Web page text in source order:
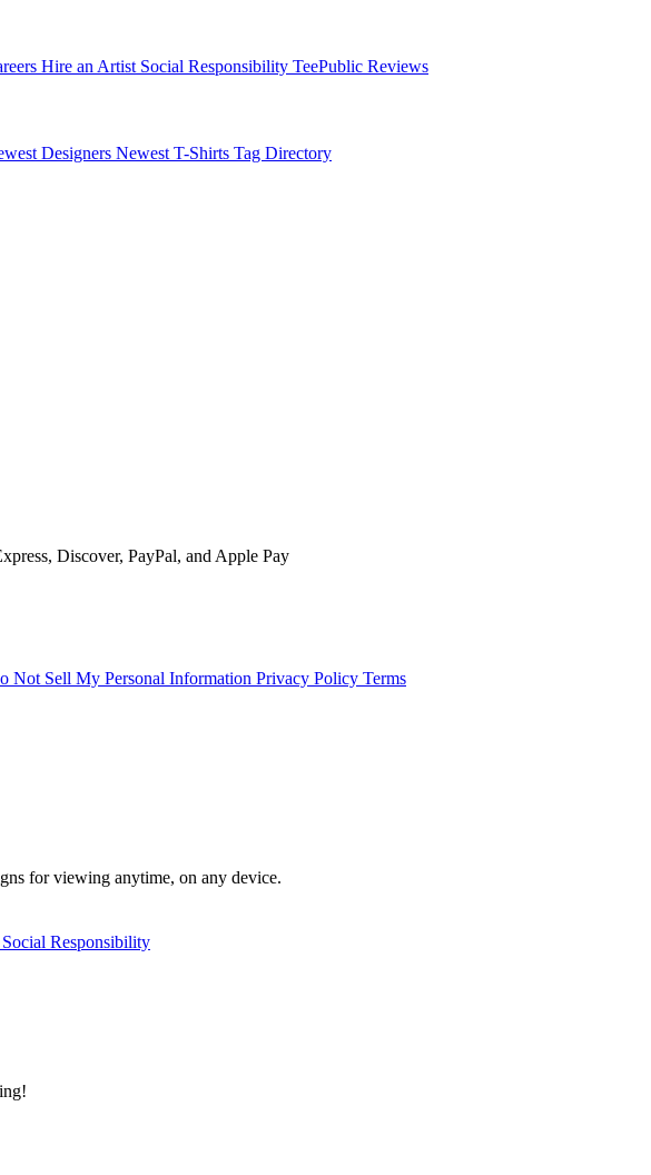
Hire an Artist Social Responsibility TeePublic Reviews
Designers Newest T-Shirts Tag Directory
Not Sell My Personal Information Privacy Policy Terms
for viewing anytime, on any device.
Social Responsibility